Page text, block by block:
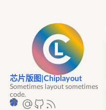
芯片版图|Chiplayout
Sometimes layout sometimes
code.